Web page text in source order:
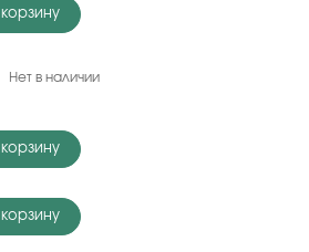
корзину
Нет в наличии
корзину
корзину